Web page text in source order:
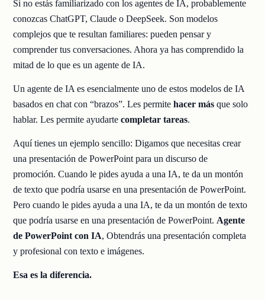
Si no estás familiarizado con los agentes de IA, probablemente
conozcas ChatGPT, Claude o DeepSeek. Son modelos
complejos que te resultan familiares: pueden pensar y
comprender tus conversaciones. Ahora ya has comprendido la
mitad de lo que es un agente de IA.
Un agente de IA es esencialmente uno de estos modelos de IA
basados en chat con “brazos”. Les permitehacer más que solo
hablar. Les permite ayudartecompletar tareas.
Aquí tienes un ejemplo sencillo: Digamos que necesitas crear
una presentación de PowerPoint para un discurso de
promoción. Cuando le pides ayuda a una IA, te da un montón
de texto que podría usarse en una presentación de PowerPoint.
Pero cuando le pides ayuda a una IA, te da un montón de texto
que podría usarse en una presentación de PowerPoint. Agente
de PowerPoint con IA, Obtendrás una presentación completa
y profesional con texto e imágenes.
Esa es la diferencia.